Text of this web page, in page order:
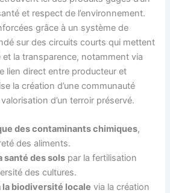
et respect de l’environnement.
grâce à un système de
sur des circuits courts qui mettent
la transparence, notamment via
lien direct entre producteur et
la création d’une communauté
d’un terroir préservé.
des contaminants chimiques,
des aliments.
santé des sols par la fertilisation
des cultures.
la biodiversité locale via la création